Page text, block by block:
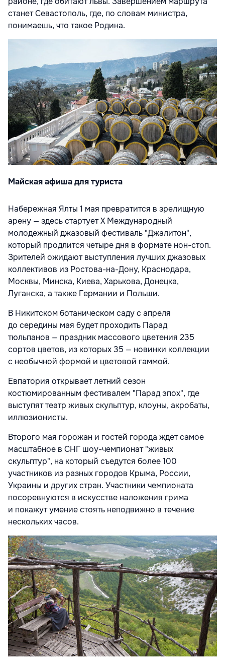
станет Севастополь, где, по словам министра,
понимаешь, что такое Родина.
Майская афиша для туриста
Набережная Ялты 1 мая превратится в зрелищную
арену — здесь стартует X Международный
молодежный джазовый фестиваль "Джалитон",
который продлится четыре дня в формате нон-стоп.
Зрителей ожидают выступления лучших джазовых
коллективов из Ростова-на-Дону, Краснодара,
Москвы, Минска, Киева, Харькова, Донецка,
Луганска, а также Германии и Польши.
В Никитском ботаническом саду с апреля
до середины мая будет проходить Парад
тюльпанов — праздник массового цветения 235
сортов цветов, из которых 35 — новинки коллекции
с необычной формой и цветовой гаммой.
Евпатория открывает летний сезон
костюмированным фестивалем "Парад эпох", где
выступят театр живых скульптур, клоуны, акробаты,
иллюзионисты.
Второго мая горожан и гостей города ждет самое
масштабное в СНГ шоу-чемпионат "живых
скульптур", на который съедутся более 100
участников из разных городов Крыма, России,
Украины и других стран. Участники чемпионата
посоревнуются в искусстве наложения грима
и покажут умение стоять неподвижно в течение
нескольких часов.